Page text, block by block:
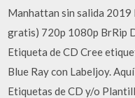
Manhattan sin salida 2019
gratis) 720p 1080p BrRip
Etiqueta de CD Cree
Blue Ray con Labeljoy.
Etiquetas de CD y/o